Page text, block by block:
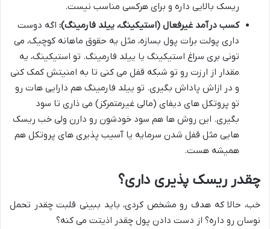
ریسک بالایی داره و برای هرکسی مناسب نیست.
کسب درآمد غیرفعال (استیکینگ، ییلد فارمینگ): اگه دوست
داری پولت برات پول بسازه، مثل یه حقوق ماهانه کوچیک، می
تونی بری سراغ استیکینگ یا ییلد فارمینگ. تو استیکینگ، یه
مقدار از ارزت رو تو شبکه قفل می کنی تا به امنیتش کمک کنی
و در ازاش پاداش بگیری. تو ییلد فارمینگ هم دارایی هات رو
تو پروتکل های دیفای (مالی غیرمتمرکز) می ذاری تا سود
بگیری. این روش ها هم سود خودشون رو دارن ولی خب ریسک
هایی مثل قفل شدن سرمایه یا آسیب پذیری های پروتکل هم
همیشه هست.
چقدر ریسک پذیری داری؟
خب، حالا که هدف رو مشخص کردی، باید ببینی قلبت چقدر تحمل
نوسان رو داره؟ از دست دادن پول چقدر اذیتت می کنه؟